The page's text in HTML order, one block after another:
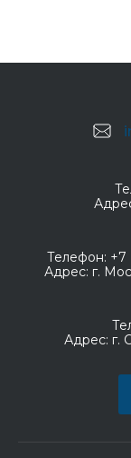
Телефон: +7
Адрес: г.
Адрес: г.